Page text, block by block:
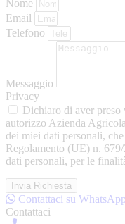
Nome
Email
Telefono
Messaggio
Privacy
Dichiaro di aver preso
autorizzo Azienda
dei miei dati personali,
Regolamento (UE) n.
dati personali, per le
Invia Richiesta
Contattaci su WhatsApp
Contattaci